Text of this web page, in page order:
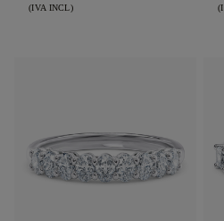
(IVA INCL)